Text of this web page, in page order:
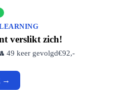
verslikt zich!
49 keer gevolgd€92,-
→